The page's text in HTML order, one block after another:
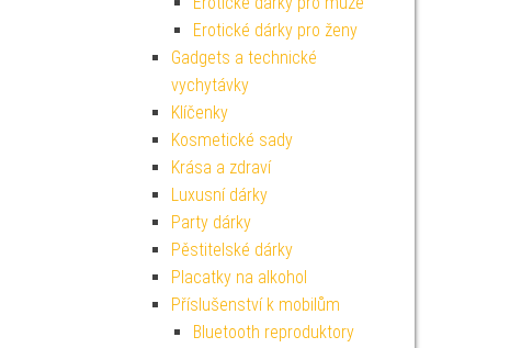
Erotické dárky pro ženy
Gadgets a technické
vychytávky
Klíčenky
Kosmetické sady
Krása a zdraví
Luxusní dárky
Party dárky
Pěstitelské dárky
Placatky na alkohol
Příslušenství k mobilům
Bluetooth reproduktory